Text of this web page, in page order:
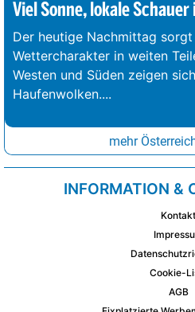
Viel Sonne, lokale Schauer
Der heutige Nachmittag
Wettercharakter in weiten
Westen und Süden zeigen
Haufenwolken....
mehr
INFORMATION &
Kontakt
Cookie-
AGB